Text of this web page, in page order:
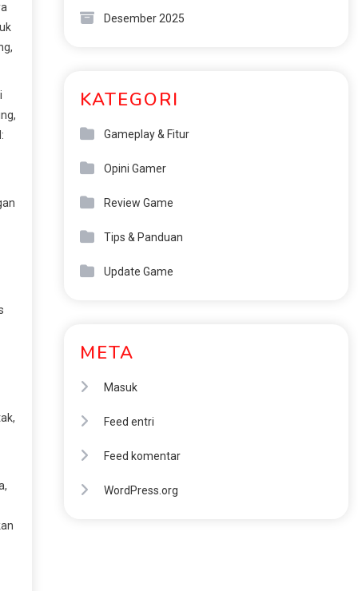
Desember 2025
KATEGORI
Gameplay & Fitur
Opini Gamer
Review Game
Tips & Panduan
Update Game
META
Masuk
Feed entri
Feed komentar
WordPress.org